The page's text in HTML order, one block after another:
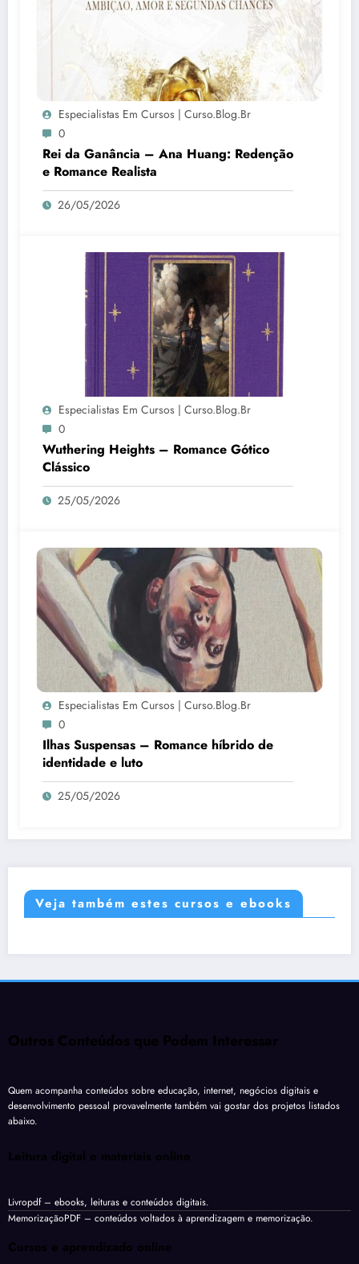
Especialistas Em Cursos | Curso.blog.br
0
Rei da Ganância – Ana Huang: Redenção
e Romance Realista
26/05/2026
Especialistas Em Cursos | Curso.blog.br
0
Wuthering Heights – Romance Gótico
Clássico
25/05/2026
Especialistas Em Cursos | Curso.blog.br
0
Ilhas Suspensas – Romance híbrido de
identidade e luto
25/05/2026
Veja também estes cursos e ebooks
Outros Conteúdos que Podem Interessar
Quem acompanha conteúdos sobre educação, internet, negócios digitais e
desenvolvimento pessoal provavelmente também vai gostar dos projetos listados
abaixo.
Leitura digital e materiais online
Livropdf– ebooks, leituras e conteúdos digitais.
MemorizaçãoPDF – conteúdos voltados à aprendizagem e memorização.
Cursos e aprendizado online